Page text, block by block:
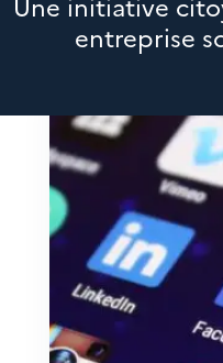
entreprise